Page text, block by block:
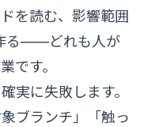
を読む、影響範囲
る——どれも人が
です。
実に失敗します。
ブランチ」「触っ